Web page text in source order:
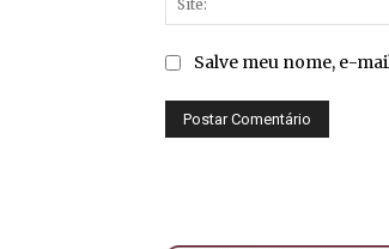
Salve meu nome, e-